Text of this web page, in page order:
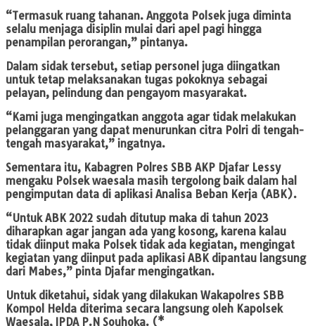
“Termasuk ruang tahanan. Anggota Polsek juga diminta
selalu menjaga disiplin mulai dari apel pagi hingga
penampilan perorangan,” pintanya.
Dalam sidak tersebut, setiap personel juga diingatkan
untuk tetap melaksanakan tugas pokoknya sebagai
pelayan, pelindung dan pengayom masyarakat.
“Kami juga mengingatkan anggota agar tidak melakukan
pelanggaran yang dapat menurunkan citra Polri di tengah-
tengah masyarakat,” ingatnya.
Sementara itu, Kabagren Polres SBB AKP Djafar Lessy
mengaku Polsek waesala masih tergolong baik dalam hal
pengimputan data di aplikasi Analisa Beban Kerja (ABK).
“Untuk ABK 2022 sudah ditutup maka di tahun 2023
diharapkan agar jangan ada yang kosong, karena kalau
tidak diinput maka Polsek tidak ada kegiatan, mengingat
kegiatan yang diinput pada aplikasi ABK dipantau langsung
dari Mabes,” pinta Djafar mengingatkan.
Untuk diketahui, sidak yang dilakukan Wakapolres SBB
Kompol Helda diterima secara langsung oleh Kapolsek
Waesala, IPDA P.N Souhoka. (*